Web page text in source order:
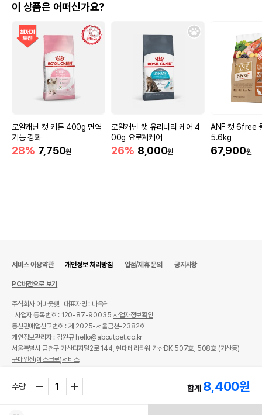
이 상품은 어떠신가요?
로얄캐닌 캣 키튼 400g 면역
기능 강화
28% 7,750원
로얄캐닌 캣 유리너리 케어 4
00g 요로계케어
26% 8,000원
ANF 캣 6free
5.6kg
67,900원
수량 합계 8,400원
서비스 이용약관 개인정보 처리방침 입점/제휴 문의 공지사항
PC버전으로 보기
주식회사 어바웃펫
대표자명 : 나옥귀
사업자 등록번호 : 120-87-90035사업자정보확인
통신판매업신고번호 : 제 2025-서울금천-2382호
개인정보관리자 : 김원규 hello@aboutpet.co.kr
서울특별시 금천구 가산디지털2로 144, 현대테라타워 가산DK 507호, 508호 (가산동)
구매안전(에스크로)서비스